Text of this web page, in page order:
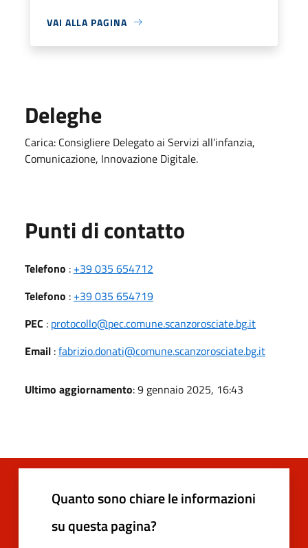
VAI ALLA PAGINA
Deleghe
Carica: Consigliere Delegato ai Servizi all’infanzia,
Comunicazione, Innovazione Digitale.
Punti di contatto
Telefono : +39 035 654712
Telefono : +39 035 654719
PEC : protocollo@pec.comune.scanzorosciate.bg.it
Email :fabrizio.donati@comune.scanzorosciate.bg.it
Ultimo aggiornamento: 9 gennaio 2025, 16:43
Quanto sono chiare le informazioni
su questa pagina?